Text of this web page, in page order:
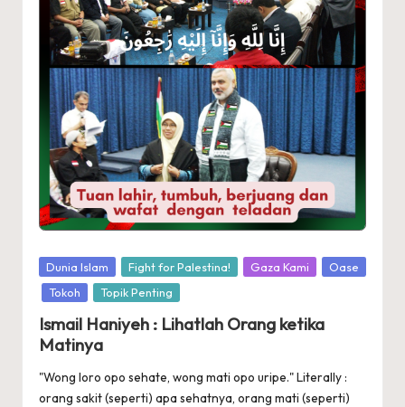
Posted
in
Dunia Islam Fight for Palestina! Gaza Kami
Oase
Tokoh
Topik Penting
Ismail Haniyeh : Lihatlah Orang ketika
Matinya
"Wong loro opo sehate, wong mati opo uripe." Literally :
orang sakit (seperti) apa sehatnya, orang mati (seperti)